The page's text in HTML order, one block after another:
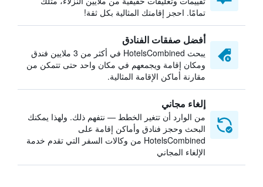
تمامًا. احجز إقامتك المثالية بكل ثقة!
أفضل صفقات الفنادق
يبحث HotelsCombined في أكثر من 3 ملايين فندق
ومكان إقامة ويجمعهم في مكان واحد حتى تتمكن من
مقارنة أماكن الإقامة المثالية.
إلغاء مجاني
من الوارد أن تتغير الخطط — نتفهم ذلك. ولهذا يمكنك
البحث وحجز فنادق وأماكن إقامة على
HotelsCombined من وكالات السفر التي تقدم خدمة
الإلغاء المجاني